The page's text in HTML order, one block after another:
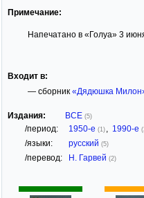
Примечание:
Напечатано в «Голуа» 3
Входит в:
— сборник «Дядюшка
Издания: ВСЕ (5)
/период: 1950-е (1) 1990-е
/языки: русский (5)
/перевод: Н. Гарвей (2)